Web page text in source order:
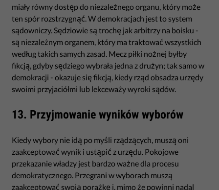
miały równy dostęp do niezależnego organu, który może
ten spór rozstrzygnąć. W demokracjach jest to system
sądowniczy. Sędziowie są trochę jak arbitrzy na boisku -
są niezależnym organem, który ma traktować wszystkich
według takich samych zasad. Mecz piłki nożnej byłby
fikcją, gdyby sędziego wybrała jedna z drużyn; tak samo w
demokracji - okazuje się fikcją, kiedy rząd obsadza urzędy
swoimi przyjaciółmi lub lekceważy wyroki sądów.
13. Przyjmowanie wyników wyborów
Kiedy wybory nie idą po myśli rządzących, muszą oni
zaakceptować wynik i ustąpić z urzędu. Pokojowe
przekazanie władzy jest bardzo ważne dla procesu
demokratycznego. Przegrani w wyborach muszą
zaakceptować swoją porażkę i, mimo że powinni nadal